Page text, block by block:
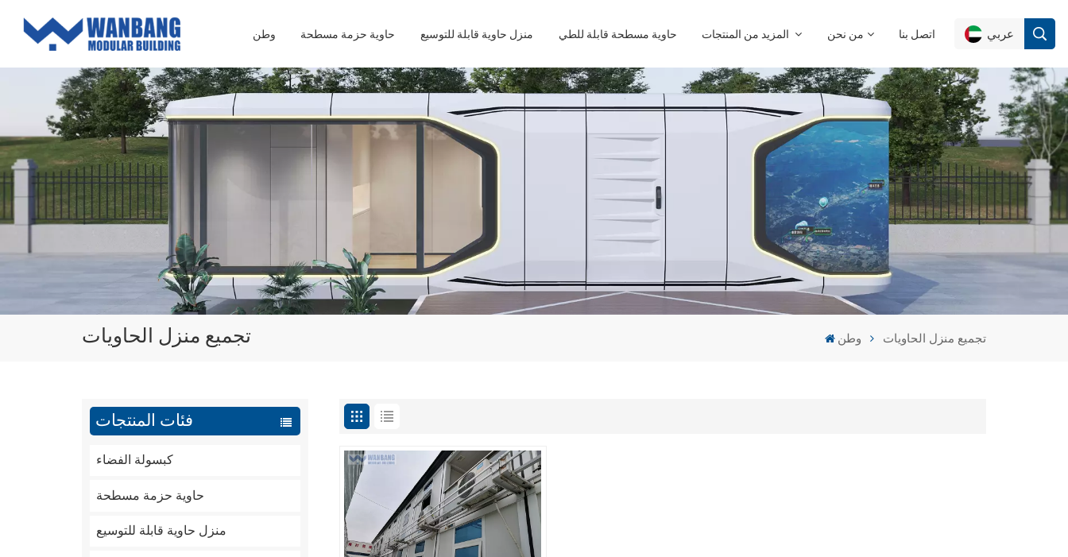
وطن حاوية حزمة مسطحة منزل حاوية قابلة للتوسيع حاوية مسطحة قابلة للطي من نحن اتصل بنا عربي
English
Français
Deutsch
Italiano
Español
تجميع منزل الحاويات وطن تجميع منزل الحاويات
فئات المنتجات
كبسولة الفضاء
حاوية حزمة مسطحة
منزل حاوية قابلة للتوسيع